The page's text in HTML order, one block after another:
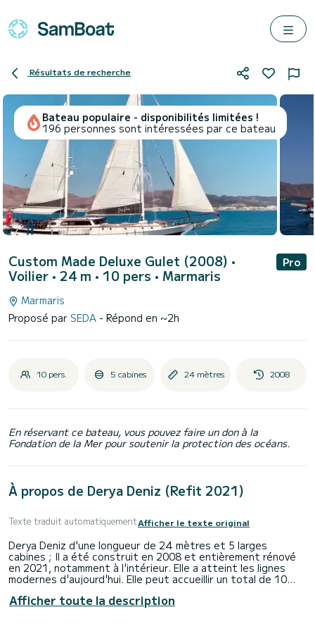
Résultats de recherche
Bateau populaire - disponibilités limitées !
196 personnes sont intéressées par ce bateau
Custom Made Deluxe Gulet (2008) •
Voilier • 24 m • 10 pers • Marmaris
Pro
Marmaris
Proposé par SEDA - Répond en ~2h
10 pers. 5 cabines 24 mètres 2008
En réservant ce bateau, vous pouvez faire un don à la
Fondation de la Mer pour soutenir la protection des océans.
À propos de Derya Deniz (Refit 2021)
Texte traduit automatiquementAfficher le texte original
Derya Deniz d'une longueur de 24 mètres et 5 larges
cabines ; Il a été construit en 2008 et entièrement rénové
en 2021, notamment à l'intérieur. Elle a atteint les lignes
modernes d'aujourd'hui. Elle peut accueillir un total de 10
doubles. Il offre également à ses hôtes l'expérience de
vacances confortable qu'ils souhaitent. C'est l'un des
Afficher toute la description